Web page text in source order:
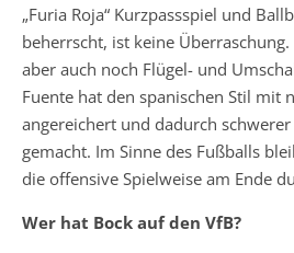
„Furia Roja“ Kurzpassspiel und
beherrscht, ist keine
aber auch noch Flügel- und
Fuente hat den spanischen Stil mit
angereichert und dadurch
gemacht. Im Sinne des Fußballs
die offensive Spielweise am Ende
Wer hat Bock auf den VfB?